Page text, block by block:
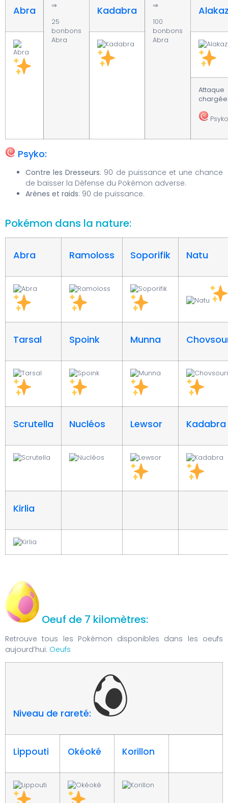
Abra
⇒
25
bonbons
Abra
Kadabra
⇒
100
bonbons
Abra
Attaque
Psyko
Psyko:
Contre les Dresseurs: 90 de puissance et une chance
de baisser la Défense du Pokémon adverse.
Arènes et raids: 90 de puissance.
Pokémon dans la nature:
Abra Ramoloss Soporifik Natu
Tarsal Spoink Munna
Scrutella Nucléos Lewsor Kadabra
Kirlia
Oeuf de 7 kilomètres:
Retrouve tous les Pokémon disponibles dans les oeufs
aujourd’hui: Oeufs
Niveau de rareté:
Lippouti Okéoké Korillon